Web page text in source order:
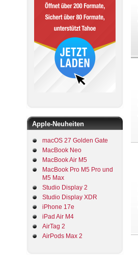
Apple-Neuheiten
macOS 27 Golden Gate
MacBook Neo
MacBook Air M5
MacBook Pro M5 Pro und
M5 Max
Studio Display 2
Studio Display XDR
iPhone 17e
iPad Air M4
AirTag 2
AirPods Max 2